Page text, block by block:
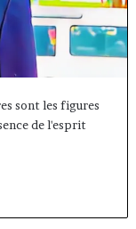
sont les figures
de l'esprit